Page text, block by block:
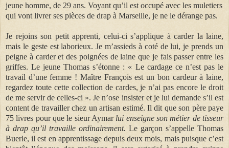
jeune homme, de 29 ans. Voyant qu’il est occupé avec les muletiers
qui vont livrer ses pièces de drap à Marseille, je ne le dérange pas.
Je rejoins son petit apprenti, celui-ci s’applique à carder la laine,
mais le geste est laborieux. Je m’assieds à coté de lui, je prends un
peigne à carder et des poignées de laine que je fais passer entre les
griffes. Le jeune Thomas s’étonne : « Le cardage ce n’est pas le
travail d’une femme ! Maître François est un bon cardeur à laine,
regardez toute cette collection de cardes, je n’ai pas encore le droit
de me servir de celles-ci ». Je n’ose insister et je lui demande s’il est
content de travailler chez un artisan estimé. Il dit que son père paye
75 livres pour que le sieur Aymar lui enseigne son métier de tisseur
à drap qu’il travaille ordinairement. Le garçon s’appelle Thomas
Buerle, il est en apprentissage depuis deux mois, mais puisque c’est